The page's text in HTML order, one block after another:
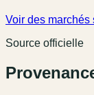
Voir des marchés
Source officielle